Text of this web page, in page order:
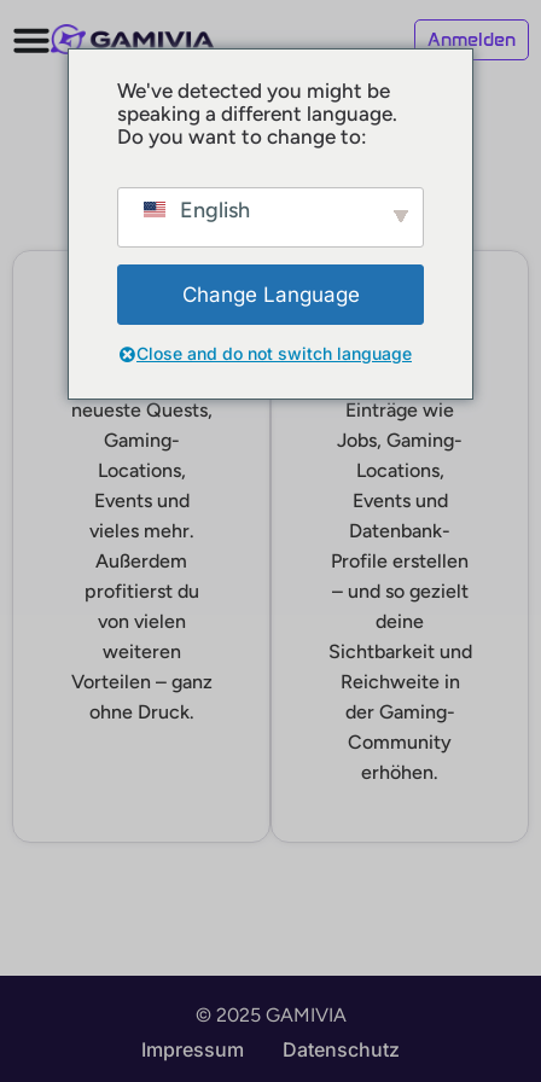
Anmelden
Wähle deinen Weg:
Casual
Als Casual-User
neueste Quests,
Gaming-
Locations,
Events und
vieles mehr.
Außerdem
profitierst du
von vielen
weiteren
Vorteilen – ganz
ohne Druck.
Business
Als Business-
Einträge wie
Jobs, Gaming-
Locations,
Events und
Datenbank-
Profile erstellen
– und so gezielt
deine
Sichtbarkeit und
Reichweite in
der Gaming-
Community
erhöhen.
© 2025 GAMIVIA
Impressum Datenschutz
We've detected you might be
speaking a different language.
Do you want to change to:
English
Change Language
Close and do not switch language
English